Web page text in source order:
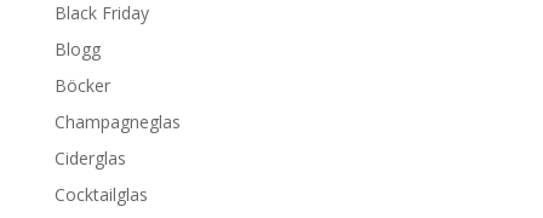
Black Friday
Blogg
Böcker
Champagneglas
Ciderglas
Cocktailglas